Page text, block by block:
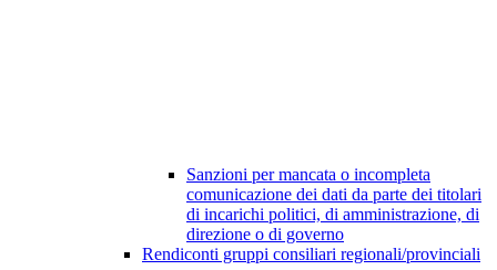
Sanzioni per mancata o incompleta
comunicazione dei dati da parte dei titolari
di incarichi politici, di amministrazione, di
direzione o di governo
Rendiconti gruppi consiliari regionali/provinciali